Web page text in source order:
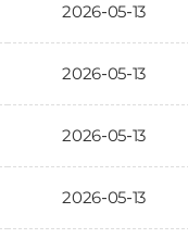
2026-05-13
2026-05-13
2026-05-13
2026-05-13